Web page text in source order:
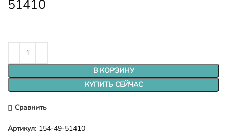
51410
В КОРЗИНУ
КУПИТЬ СЕЙЧАС
Сравнить
Артикул: 154-49-51410